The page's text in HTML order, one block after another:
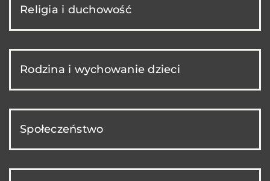
Religia i duchowość
Rodzina i wychowanie dzieci
Społeczeństwo